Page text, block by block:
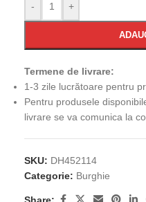
- +
Termene de livrare:
1-3 zile lucrătoare pentru
Pentru produsele
livrare se va comunica la
SKU: DH452114
Categorie: Burghie
Share: